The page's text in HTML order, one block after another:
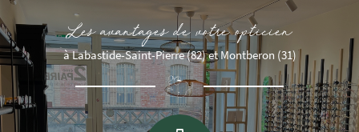
Les avantages de votre opticien
à Labastide-Saint-Pierre (82) et Montberon (31)